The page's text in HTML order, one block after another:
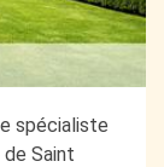
spécialiste
Saint